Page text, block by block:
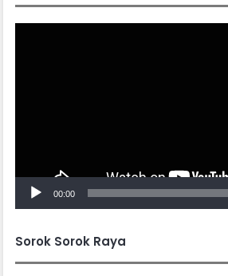
00:00
Sorok Sorok Raya